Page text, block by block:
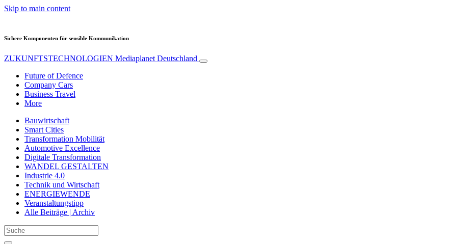
Skip to main content
Sichere Komponenten für sensible Kommunikation
ZUKUNFTSTECHNOLOGIEN Mediaplanet Deutschland
Future of Defence
Company Cars
Business Travel
More
Bauwirtschaft
Smart Cities
Transformation Mobilität
Automotive Excellence
Digitale Transformation
WANDEL GESTALTEN
Industrie 4.0
Technik und Wirtschaft
ENERGIEWENDE
Veranstaltungstipp
Alle Beiträge | Archiv